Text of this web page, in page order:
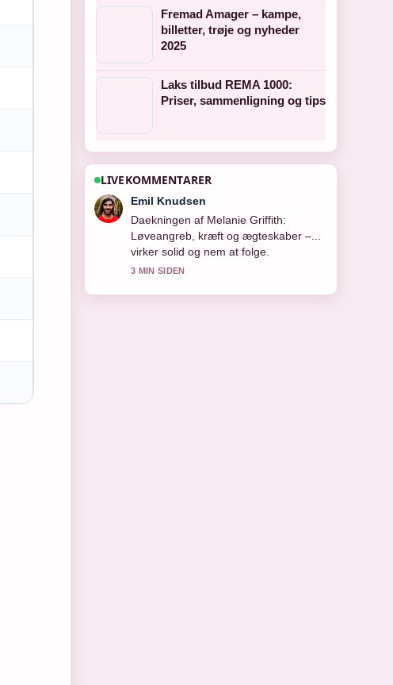
Fremad Amager – kampe,
billetter, trøje og nyheder
2025
Laks tilbud REMA 1000:
Priser, sammenligning og tips
LIVEKOMMENTARER
Freja Jensen
Starkt verificeringsarbejde omkring Ann
Eleonora Jørgensen – Biografi, film
og.... Flere medier burde skrive pa
denne made.